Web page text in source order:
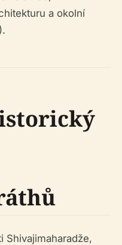
a okolní
).
Shivajimaharadže,